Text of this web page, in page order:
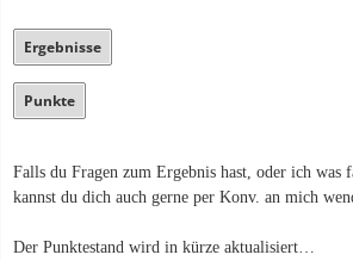
Ergebnisse
Punkte
Falls du Fragen zum Ergebnis hast, oder ich was
kannst du dich auch gerne per Konv. an mich
Der Punktestand wird in kürze aktualisiert…